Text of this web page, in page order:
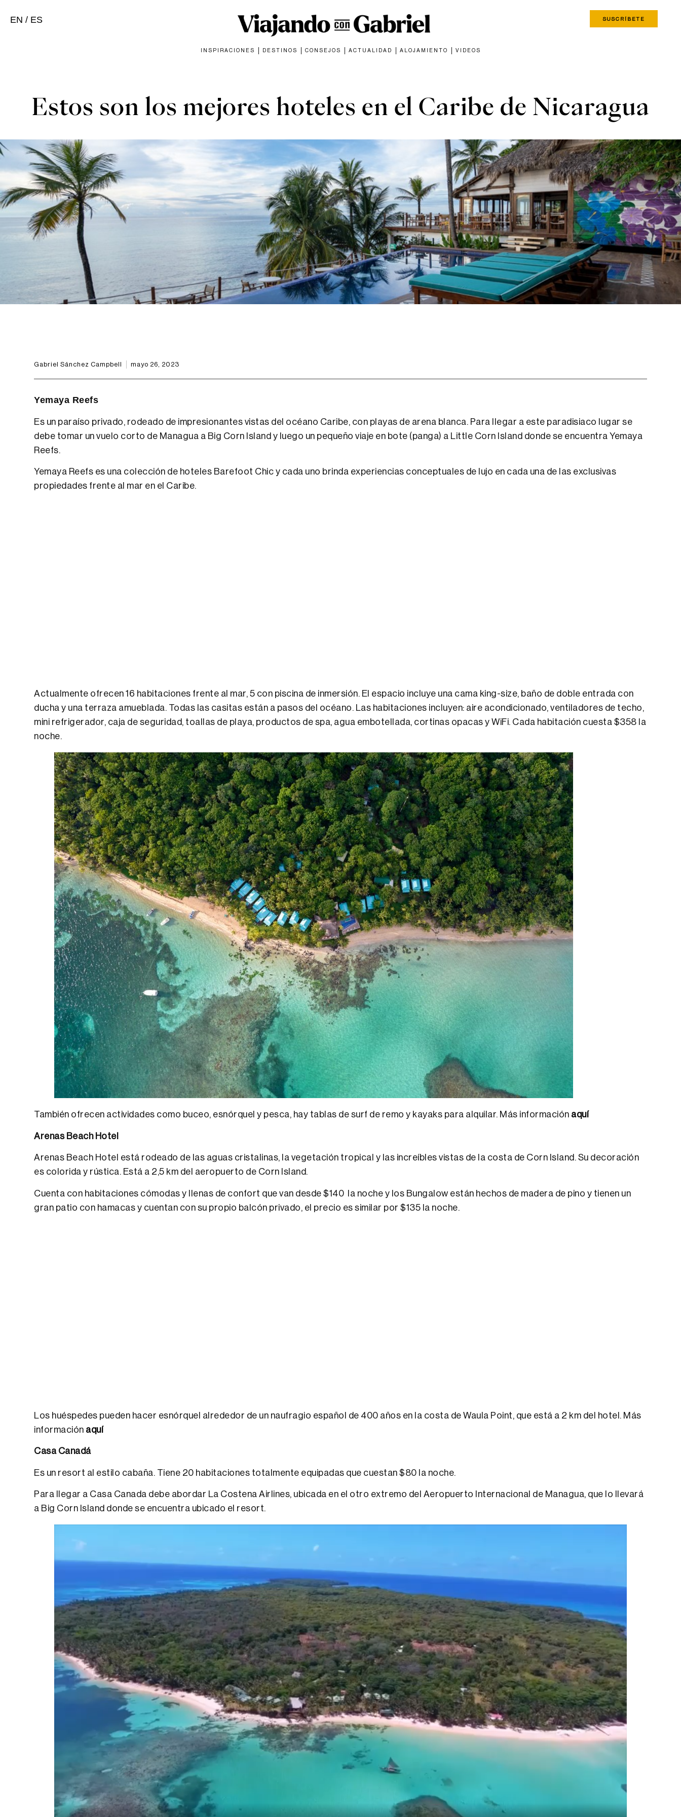
EN / ES SUSCRÍBETE
INSPIRACIONES DESTINOS CONSEJOS ACTUALIDAD ALOJAMIENTO VIDEOS
Estos son los mejores hoteles en el Caribe de Nicaragua
Gabriel Sánchez Campbell mayo 26, 2023
Yemaya Reefs
Es un paraíso privado, rodeado de impresionantes vistas del océano Caribe, con playas de arena blanca. Para llegar a este paradisiaco lugar se
debe tomar un vuelo corto de Managua a Big Corn Island y luego un pequeño viaje en bote (panga) a Little Corn Island donde se encuentra Yemaya
Reefs.
Yemaya Reefs es una colección de hoteles Barefoot Chic y cada uno brinda experiencias conceptuales de lujo en cada una de las exclusivas
propiedades frente al mar en el Caribe.
Actualmente ofrecen 16 habitaciones frente al mar, 5 con piscina de inmersión. El espacio incluye una cama king-size, baño de doble entrada con
ducha y una terraza amueblada. Todas las casitas están a pasos del océano. Las habitaciones incluyen: aire acondicionado, ventiladores de techo,
mini refrigerador, caja de seguridad, toallas de playa, productos de spa, agua embotellada, cortinas opacas y WiFi. Cada habitación cuesta $358 la
noche.
También ofrecen actividades como buceo, esnórquel y pesca, hay tablas de surf de remo y kayaks para alquilar. Más información aquí
Arenas Beach Hotel
Arenas Beach Hotel está rodeado de las aguas cristalinas, la vegetación tropical y las increíbles vistas de la costa de Corn Island. Su decoración
es colorida y rústica. Está a 2,5 km del aeropuerto de Corn Island.
Cuenta con habitaciones cómodas y llenas de confort que van desde $140 la noche y los Bungalow están hechos de madera de pino y tienen un
gran patio con hamacas y cuentan con su propio balcón privado, el precio es similar por $135 la noche.
Los huéspedes pueden hacer esnórquel alrededor de un naufragio español de 400 años en la costa de Waula Point, que está a 2 km del hotel. Más
información aquí
Casa Canadá
Es un resort al estilo cabaña. Tiene 20 habitaciones totalmente equipadas que cuestan $80 la noche.
Para llegar a Casa Canada debe abordar La Costena Airlines, ubicada en el otro extremo del Aeropuerto Internacional de Managua, que lo llevará
a Big Corn Island donde se encuentra ubicado el resort.